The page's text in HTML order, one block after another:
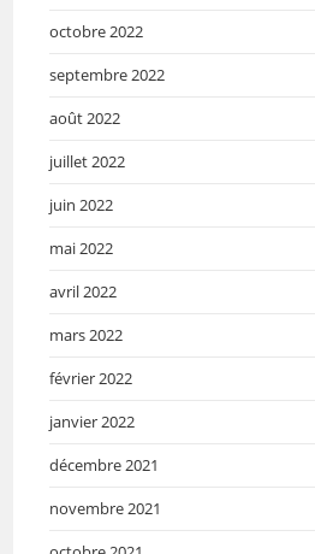
octobre 2022
septembre 2022
août 2022
juillet 2022
juin 2022
mai 2022
avril 2022
mars 2022
février 2022
janvier 2022
décembre 2021
novembre 2021